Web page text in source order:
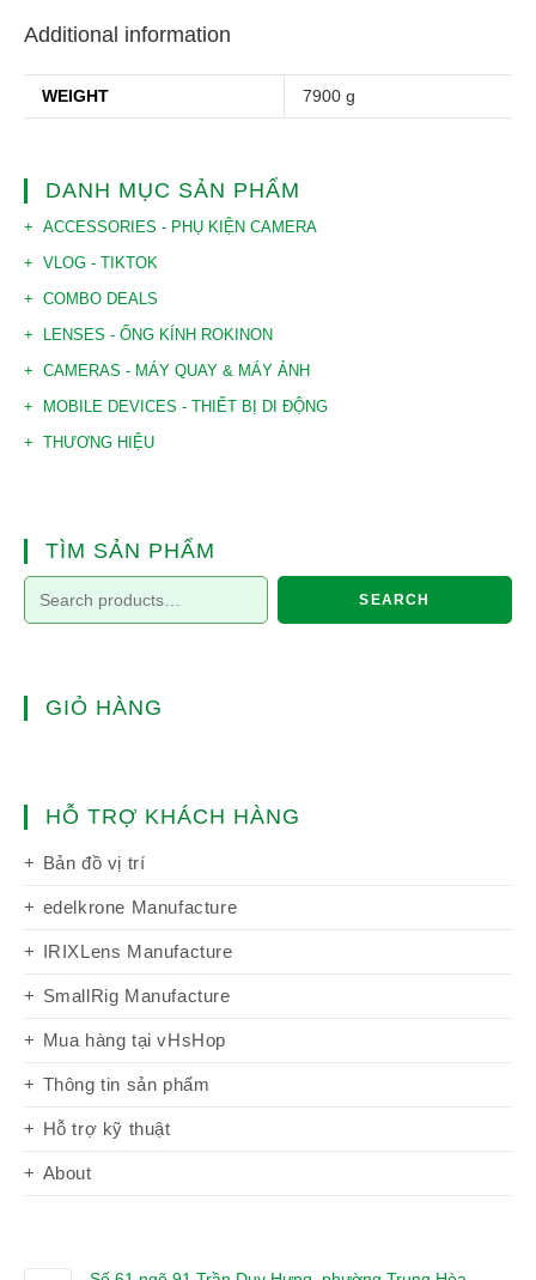
Additional information
WEIGHT 7900 g
DANH MỤC SẢN PHẨM
ACCESSORIES - PHỤ KIỆN CAMERA
VLOG - TIKTOK
COMBO DEALS
LENSES - ỐNG KÍNH ROKINON
CAMERAS - MÁY QUAY & MÁY ẢNH
MOBILE DEVICES - THIẾT BỊ DI ĐỘNG
THƯƠNG HIỆU
TÌM SẢN PHẨM
SEARCH
GIỎ HÀNG
HỖ TRỢ KHÁCH HÀNG
Bản đồ vị trí
edelkrone Manufacture
IRIXLens Manufacture
SmallRig Manufacture
Mua hàng tại vHsHop
Thông tin sản phẩm
Hỗ trợ kỹ thuật
About